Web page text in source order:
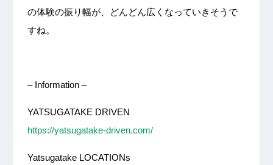
の体験の振り幅が、どんどん広くなっていきそうで
すね。
– Information –
YATSUGATAKE DRIVEN
https://yatsugatake-driven.com/
Yatsugatake LOCATIONs